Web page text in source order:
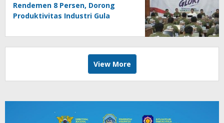
Rendemen 8 Persen, Dorong
Produktivitas Industri Gula
View More